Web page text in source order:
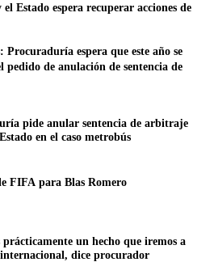
el Estado espera recuperar acciones de
Procuraduría espera que este año se
pedido de anulación de sentencia de
pide anular sentencia de arbitraje
en el caso metrobús
FIFA para Blas Romero
prácticamente un hecho que iremos a
dice procurador